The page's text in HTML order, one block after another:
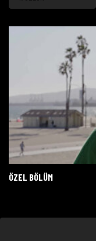
ÖZEL BÖLÜM